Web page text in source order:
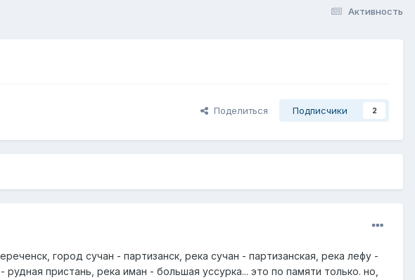
Активность
Поделиться Подписчики 2
город сучан - партизанск, река сучан - партизанская, река лефу -
пристань, река иман - большая уссурка... это по памяти только. но,